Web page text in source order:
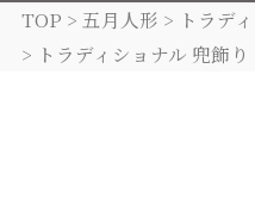
TOP 五月人形
トラデ
トラディショナル 兜飾り